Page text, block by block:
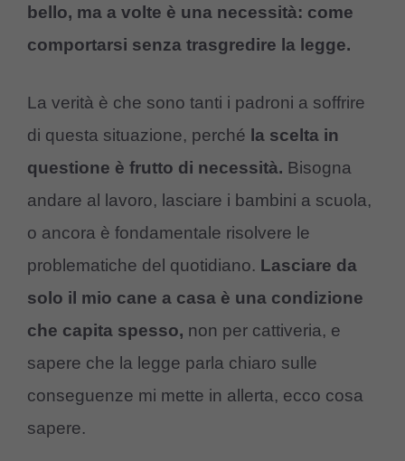
bello, ma a volte è una necessità: come
comportarsi senza trasgredire la legge.
La verità è che sono tanti i padroni a soffrire
di questa situazione, perché la scelta in
questione è frutto di necessità. Bisogna
andare al lavoro, lasciare i bambini a scuola,
o ancora è fondamentale risolvere le
problematiche del quotidiano. Lasciare da
solo il mio cane a casa è una condizione
che capita spesso, non per cattiveria, e
sapere che la legge parla chiaro sulle
conseguenze mi mette in allerta, ecco cosa
sapere.